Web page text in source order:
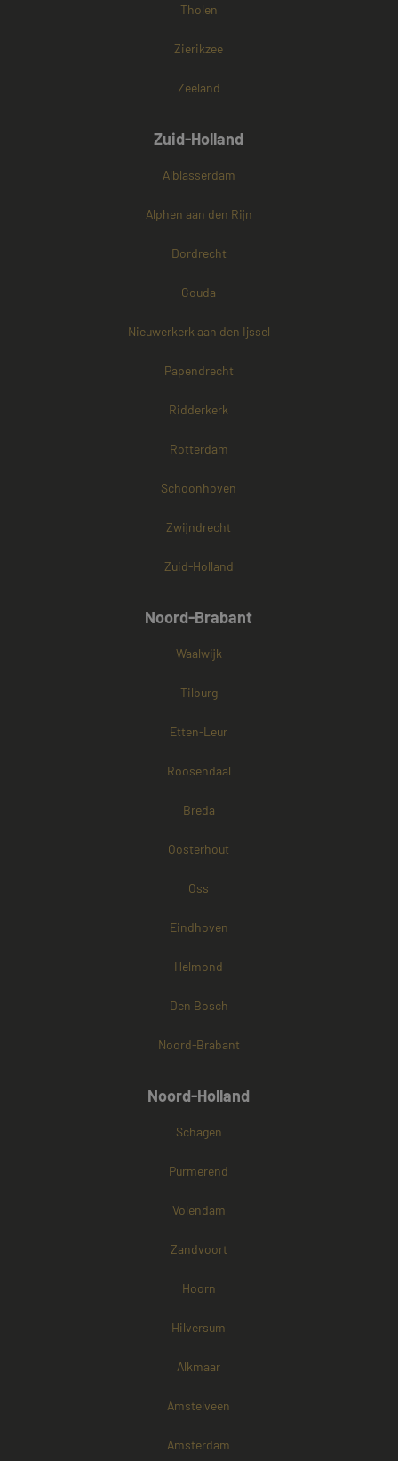
Tholen
Zierikzee
Zeeland
Zuid-Holland
Alblasserdam
Alphen aan den Rijn
Dordrecht
Gouda
Nieuwerkerk aan den Ijssel
Papendrecht
Ridderkerk
Rotterdam
Schoonhoven
Zwijndrecht
Zuid-Holland
Noord-Brabant
Waalwijk
Tilburg
Etten-Leur
Roosendaal
Breda
Oosterhout
Oss
Eindhoven
Helmond
Den Bosch
Noord-Brabant
Noord-Holland
Schagen
Purmerend
Volendam
Zandvoort
Hoorn
Hilversum
Alkmaar
Amstelveen
Amsterdam